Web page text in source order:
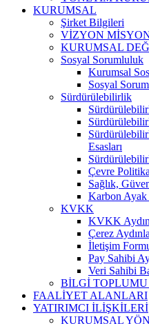
KURUMSAL
Şirket Bilgileri
VİZYON
KURUMSAL
Sosyal Sorumluluk
Kurumsal
Sosyal
Sürdürülebilirlik
Esasları
Çevre
Sağlık,
Karbon Ayak
KVKK
KVKK
Çerez
İletişim
Pay Sahibi
Veri Sahibi
BİLGİ
FAALİYET ALANLARI
YATIRIMCI İLİŞKİLERİ
KURUMSAL